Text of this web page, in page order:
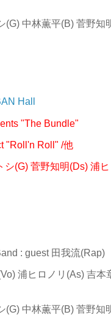
(G) 中林薫平(B) 菅野知
Hall
"The Bundle"
"Roll'n Roll" /他
シ(G) 菅野知明(Ds) 浦
: guest 田我流(Rap)
浦ヒロノリ(As) 吉本
(G) 中林薫平(B) 菅野知